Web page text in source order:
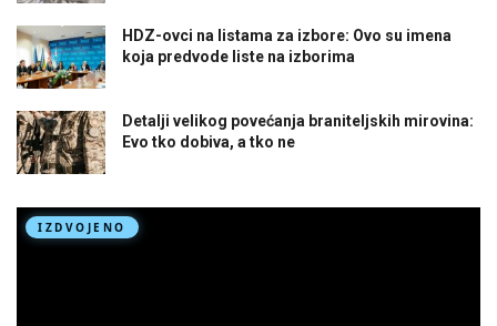
HDZ-ovci na listama za izbore: Ovo su imena
koja predvode liste na izborima
Detalji velikog povećanja braniteljskih mirovina:
Evo tko dobiva, a tko ne